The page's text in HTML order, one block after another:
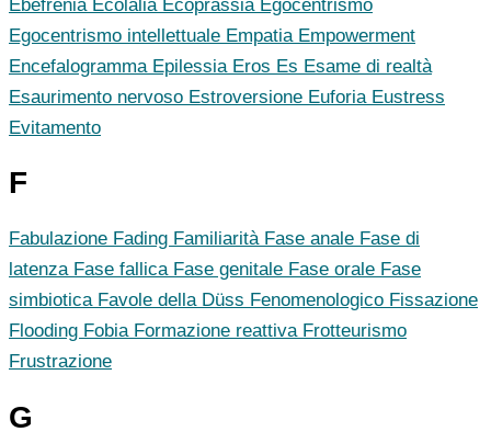
Ebefrenia Ecolalia Ecoprassia Egocentrismo
Egocentrismo intellettuale Empatia Empowerment
Encefalogramma Epilessia Eros Es Esame di realtà
Esaurimento nervoso Estroversione Euforia Eustress
Evitamento
F
Fabulazione Fading Familiarità Fase anale Fase di
latenza Fase fallica Fase genitale Fase orale Fase
simbiotica Favole della Düss Fenomenologico Fissazione
Flooding Fobia Formazione reattiva Frotteurismo
Frustrazione
G